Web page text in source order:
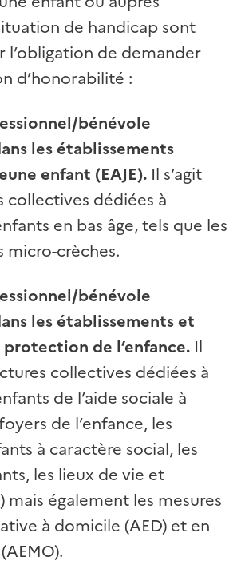
de handicap sont
l’obligation de demander
d’honorabilité :
bénévole
les établissements
enfant (EAJE). Il s’agit
collectives dédiées à
en bas âge, tels que les
micro-crèches.
bénévole
les établissements et
protection de l’enfance. Il
collectives dédiées à
de l’aide sociale à
de l’enfance, les
à caractère social, les
les lieux de vie et
mais également les mesures
à domicile (AED) et en